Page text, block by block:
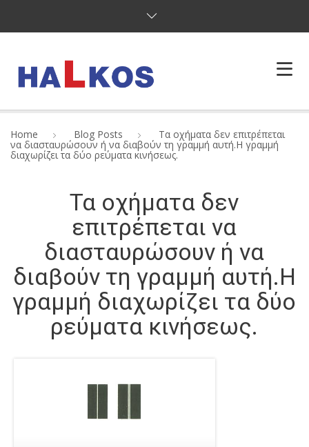
ΔΙΠΛΩΜΑΤΑ
ΕΠΙΚΟΙΝΩΝΙΑ
Home Blog Posts Τα οχήματα δεν επιτρέπεται
να διασταυρώσουν ή να διαβούν τη γραμμή αυτή.Η γραμμή
διαχωρίζει τα δύο ρεύματα κινήσεως.
Τα οχήματα δεν
επιτρέπεται να
διασταυρώσουν ή να
διαβούν τη γραμμή αυτή.Η
γραμμή διαχωρίζει τα δύο
ρεύματα κινήσεως.